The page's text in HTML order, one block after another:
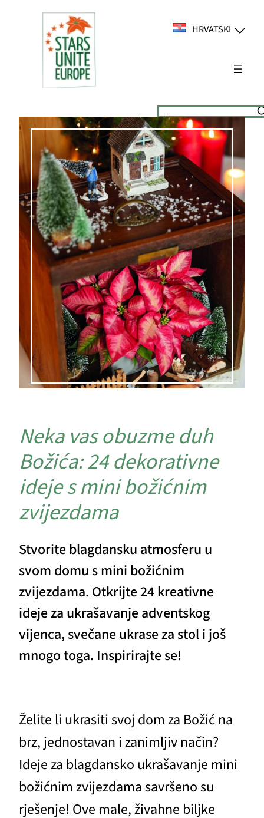
HRVATSKI
Suchen
Neka vas obuzme duh
Božića: 24 dekorativne
ideje s mini božićnim
zvijezdama
Stvorite blagdansku atmosferu u
svom domu s mini božićnim
zvijezdama. Otkrijte 24 kreativne
ideje za ukrašavanje adventskog
vijenca, svečane ukrase za stol i još
mnogo toga. Inspirirajte se!
Želite li ukrasiti svoj dom za Božić na
brz, jednostavan i zanimljiv način?
Ideje za blagdansko ukrašavanje mini
božićnim zvijezdama savršeno su
rješenje! Ove male, živahne biljke